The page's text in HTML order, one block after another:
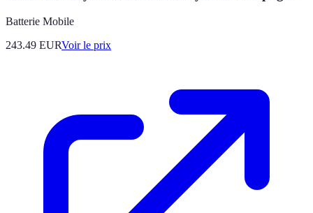
Batterie Mobile
243.49 EURVoir le prix